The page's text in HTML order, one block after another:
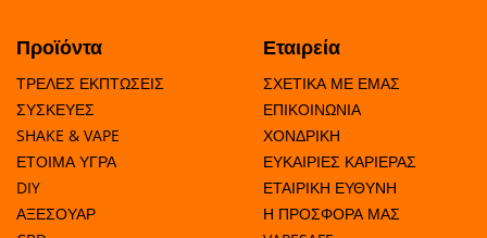
3 τμχ 60 ml 10.0 mg/ml
2 τμχ 60 ml 6.67 mg/ml
1 τμχ 60 ml 3.33 mg/ml
0 τμχ 60 ml 0.0 mg/ml
Προϊόντα
ΤΡΕΛΕΣ ΕΚΠΤΩΣΕΙΣ
ΣΥΣΚΕΥΕΣ
SHAKE & VAPE
ΕΤΟΙΜΑ ΥΓΡΑ
DIY
ΑΞΕΣΟΥΑΡ
Εταιρεία
ΣΧΕΤΙΚΑ ΜΕ ΕΜΑΣ
ΕΠΙΚΟΙΝΩΝΙΑ
ΧΟΝΔΡΙΚΗ
ΕΥΚΑΙΡΙΕΣ ΚΑΡΙΕΡΑΣ
ΕΤΑΙΡΙΚΗ ΕΥΘΥΝΗ
Η ΠΡΟΣΦΟΡΑ ΜΑΣ